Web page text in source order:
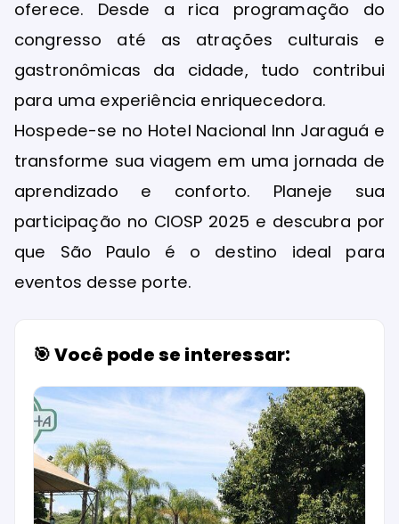
oferece. Desde a rica programação do
congresso até as atrações culturais e
gastronômicas da cidade, tudo contribui
para uma experiência enriquecedora.
Hospede-se no Hotel Nacional Inn Jaraguá e
transforme sua viagem em uma jornada de
aprendizado e conforto. Planeje sua
participação no CIOSP 2025 e descubra por
que São Paulo é o destino ideal para
eventos desse porte.
🎯 Você pode se interessar: